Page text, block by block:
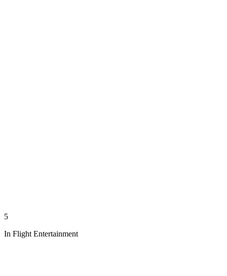
5
In Flight Entertainment